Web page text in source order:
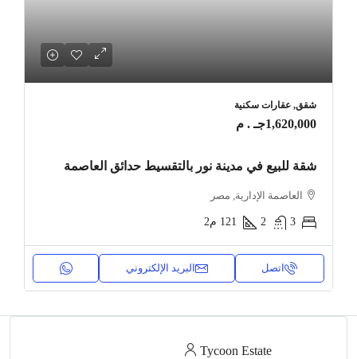
شقق, عقارات سكنية
1,620,000جـ . م
شقة للبيع في مدينة نور بالتقسيط حدائق العاصمة
العاصمة الإدارية, مصر
3
2
121 م2
اتصل البريد الإلكتروني
Tycoon Estate